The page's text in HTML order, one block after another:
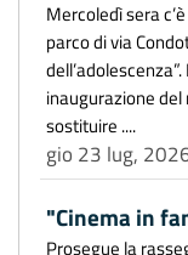
Mercoledì sera
parco di via
inaugurazione
sostituire ....
gio 23 lug,
"Cinema in
Prosegue la